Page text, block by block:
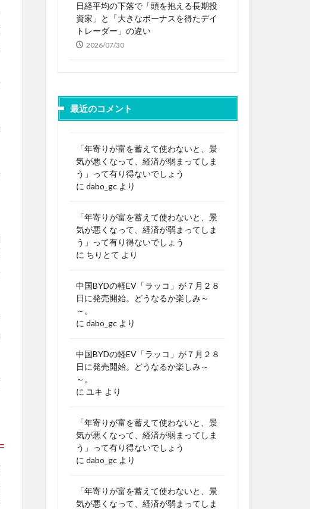
日経平均の下落で「頭を抱える長期投
資家」と「大きなボーナスを得たデイ
トレーダー」の違い
2026/07/30
最近のコメント
「年寄りが富を蓄えて使わないと、景
気が悪くなって、経済が弱まってしま
う」って有り得ないでしょう
に dabo_gc より
「年寄りが富を蓄えて使わないと、景
気が悪くなって、経済が弱まってしま
う」って有り得ないでしょう
に ちりとて より
中国BYDの軽EV「ラッコ」が７月２８
日に発売開始。どうなるか楽しみ～
～。
に dabo_gc より
中国BYDの軽EV「ラッコ」が７月２８
日に発売開始。どうなるか楽しみ～
～。
に ユキ より
「年寄りが富を蓄えて使わないと、景
気が悪くなって、経済が弱まってしま
う」って有り得ないでしょう
に dabo_gc より
「年寄りが富を蓄えて使わないと、景
気が悪くなって、経済が弱まってしま